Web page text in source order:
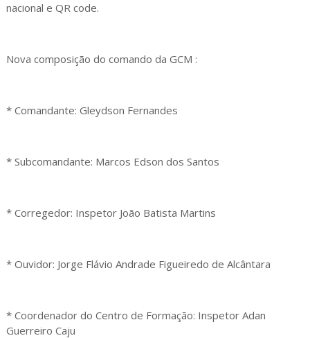
nacional e QR code.
Nova composição do comando da GCM :
* Comandante: Gleydson Fernandes
* Subcomandante: Marcos Edson dos Santos
* Corregedor: Inspetor João Batista Martins
* Ouvidor: Jorge Flávio Andrade Figueiredo de Alcântara
* Coordenador do Centro de Formação: Inspetor Adan
Guerreiro Caju